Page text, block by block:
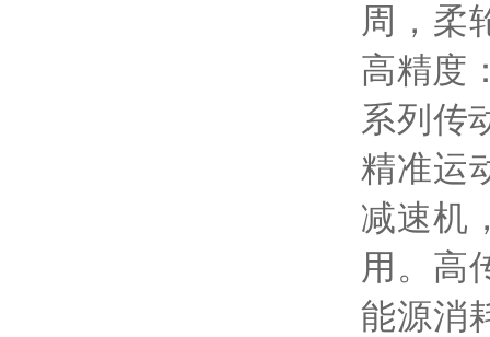
周，柔
高精度
系列传
精准运
减速机
用。高
能源消